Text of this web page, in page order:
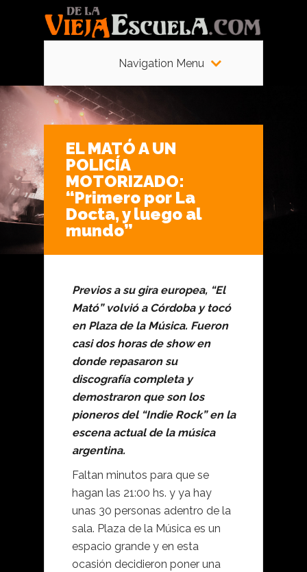
Navigation Menu
EL MATÓ A UN
POLICÍA
MOTORIZADO:
“Primero por La
Docta, y luego al
mundo”
Previos a su gira europea, “El
Mató” volvió a Córdoba y tocó
en Plaza de la Música. Fueron
casi dos horas de show en
donde repasaron su
discografía completa y
demostraron que son los
pioneros del “Indie Rock” en la
escena actual de la música
argentina.
Faltan minutos para que se
hagan las 21:00 hs. y ya hay
unas 30 personas adentro de la
sala. Plaza de la Música es un
espacio grande y en esta
ocasión decidieron poner una